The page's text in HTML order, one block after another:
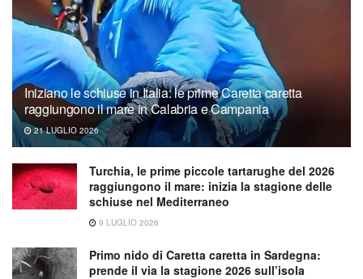
Iniziano le schiuse in Italia: le prime Caretta caretta
raggiungono il mare in Calabria e Campania
21 LUGLIO 2026
Turchia, le prime piccole tartarughe del 2026
raggiungono il mare: inizia la stagione delle
schiuse nel Mediterraneo
9 LUGLIO 2026
Primo nido di Caretta caretta in Sardegna:
prende il via la stagione 2026 sull’isola